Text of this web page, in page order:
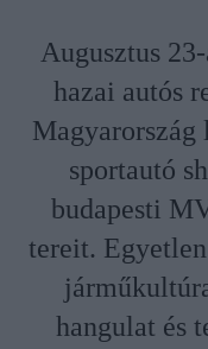
Augusztus
hazai autós
sportautó
budapesti
tereit.
hangulat és